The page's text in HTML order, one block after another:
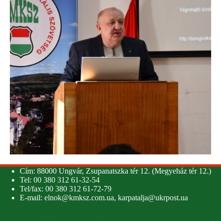
Cím: 88000 Ungvár, Zsupanatszka tér 12. (Megyeház tér 12.)
Tel: 00 380 312 61-32-54
Tel/fax: 00 380 312 61-72-79
E-mail: elnok@kmksz.com.ua, karpatalja@ukrpost.ua